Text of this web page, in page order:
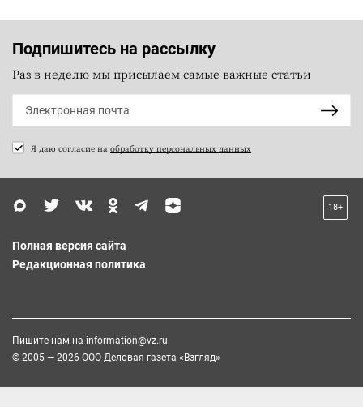
Подпишитесь на рассылку
Раз в неделю мы присылаем самые важные статьи
Я даю согласие на обработку персональных данных
18+
Полная версия сайта
Редакционная политика
Пишите нам на information@vz.ru
© 2005 — 2026 ООО Деловая газета «Взгляд»